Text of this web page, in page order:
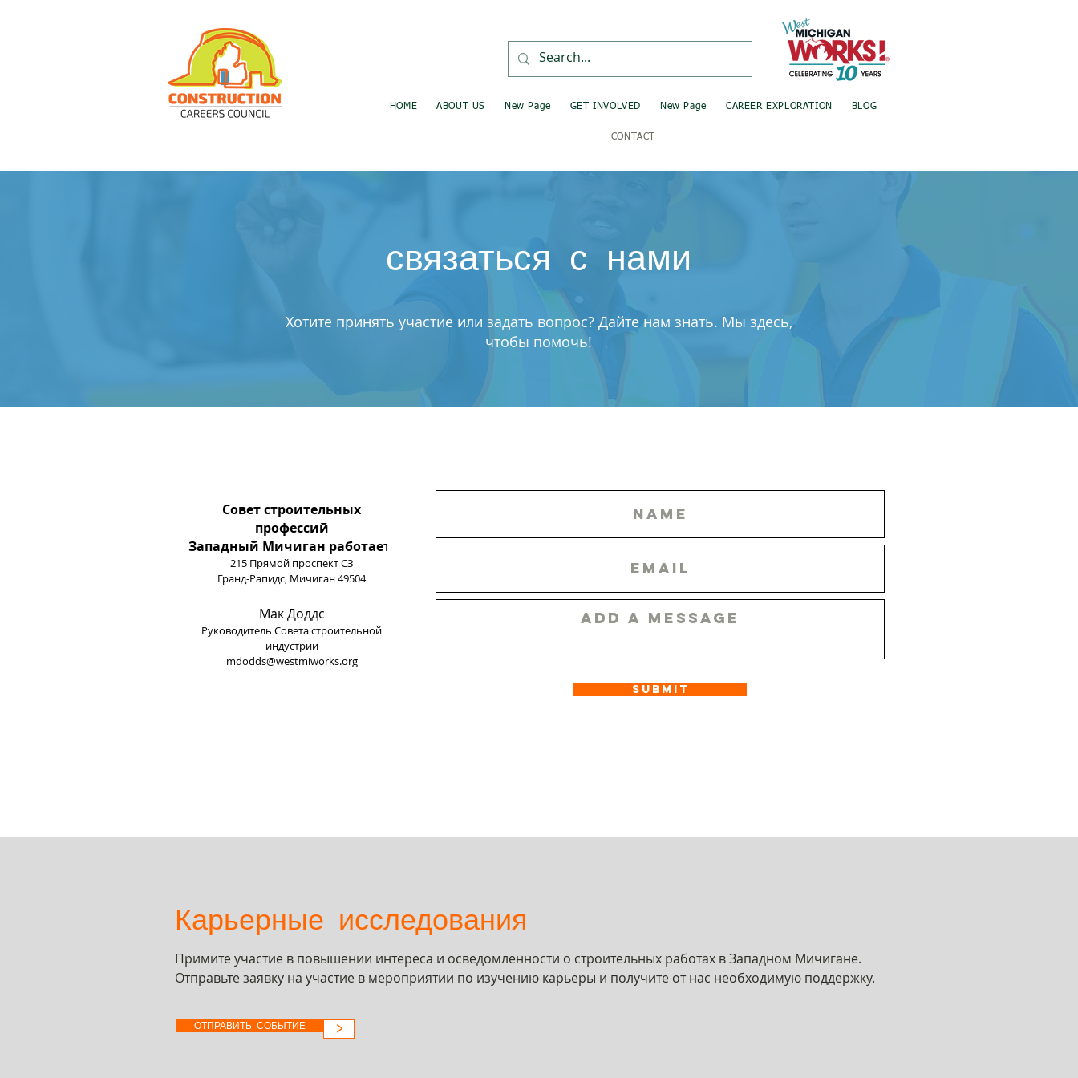
HOME ABOUT US New Page GET INVOLVED New Page CAREER EXPLORATION BLOG
CONTACT
Совет строительных
профессий
Западный Мичиган работает!
215 Прямой проспект СЗ
Гранд-Рапидс, Мичиган 49504
Мак Доддс
Руководитель Совета строительной
индустрии
mdodds@westmiworks.org
Submit
связаться с нами
Хотите принять участие или задать вопрос? Дайте нам знать. Мы здесь,
чтобы помочь!
Карьерные исследования
Примите участие в повышении интереса и осведомленности о строительных работах в Западном Мичигане.
Отправьте заявку на участие в мероприятии по изучению карьеры и получите от нас необходимую поддержку.
ОТПРАВИТЬ СОБЫТИЕ >